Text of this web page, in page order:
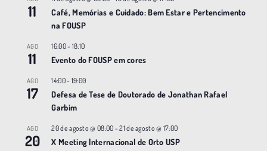
11
Café, Memórias e Cuidado: Bem Estar e Pertencimento
na FOUSP
AGO
11
16:00- 18:10
Evento do FOUSP em cores
AGO
17
14:00- 19:00
Defesa de Tese de Doutorado de Jonathan Rafael
Garbim
AGO
20
20 de agosto @ 08:00 -21 de agosto @ 17:00
X Meeting |nternacional de Orto USP